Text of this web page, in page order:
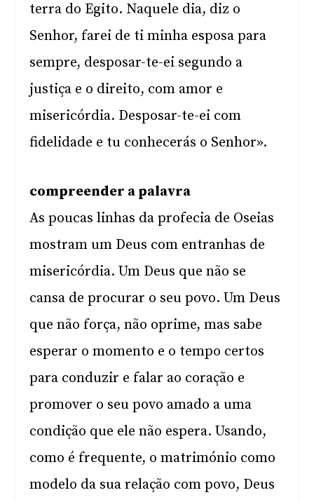
terra do Egito. Naquele dia, diz o
Senhor, farei de ti minha esposa para
sempre, desposar-te-ei segundo a
justiça e o direito, com amor e
misericórdia. Desposar-te-ei com
fidelidade e tu conhecerás o Senhor».
compreender a palavra
As poucas linhas da profecia de Oseias
mostram um Deus com entranhas de
misericórdia. Um Deus que não se
cansa de procurar o seu povo. Um Deus
que não força, não oprime, mas sabe
esperar o momento e o tempo certos
para conduzir e falar ao coração e
promover o seu povo amado a uma
condição que ele não espera. Usando,
como é frequente, o matrimónio como
modelo da sua relação com povo, Deus